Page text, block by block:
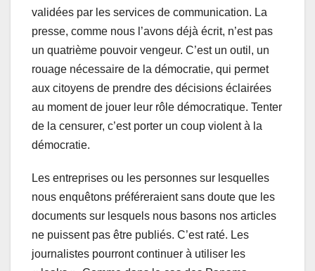
validées par les services de communication. La
presse, comme nous l’avons déjà écrit, n’est pas
un quatrième pouvoir vengeur. C’est un outil, un
rouage nécessaire de la démocratie, qui permet
aux citoyens de prendre des décisions éclairées
au moment de jouer leur rôle démocratique. Tenter
de la censurer, c’est porter un coup violent à la
démocratie.
Les entreprises ou les personnes sur lesquelles
nous enquêtons préféreraient sans doute que les
documents sur lesquels nous basons nos articles
ne puissent pas être publiés. C’est raté. Les
journalistes pourront continuer à utiliser les